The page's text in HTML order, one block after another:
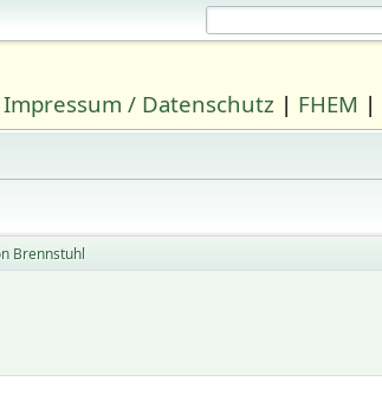
Impressum / Datenschutz | FHEM |
Brennstuhl